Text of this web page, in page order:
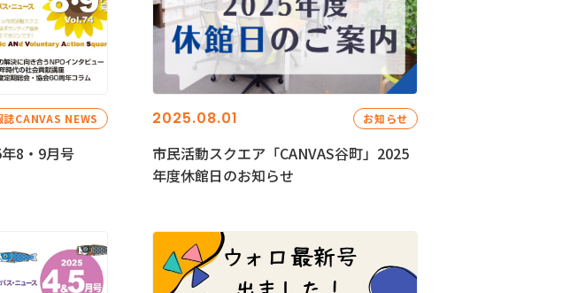
誌CANVAS NEWS
年8・9月号
2025.08.01 お知らせ
市民活動スクエア「CANVAS谷町」2025
年度休館日のお知らせ